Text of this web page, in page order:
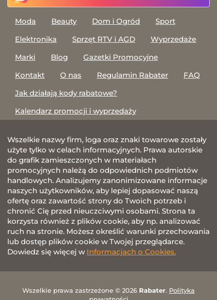
Moda Beauty Dom i Ogród
Sport
Elektronika
Sprzęt RTV i AGD
Wyprzedaże
Marki
Blog
Gazetki Promocyjne
Kontakt
O nas Regulamin Rabater
FAQ
Jak działają kody rabatowe?
Kalendarz promocji i wyprzedaży
Wszelkie nazwy firm, loga oraz znaki towarowe zostały
użyte tylko w celach informacyjnych. Prawa autorskie
do grafik zamieszczonych w materiałach
promocyjnych należą do odpowiednich podmiotów
handlowych. Analizujemy zanonimizowane informacje
naszych użytkowników, aby lepiej dopasować naszą
ofertę oraz zawartość strony do Twoich potrzeb i
chronić Cię przed nieuczciwymi osobami. Strona ta
korzysta również z plików cookie, aby np. analizować
ruch na stronie. Możesz określić warunki przechowania
lub dostęp plików cookie w Twojej przeglądarce.
Dowiedz się więcej w Informacjach o Cookies.
Wszelkie prawa zastrzeżone © 2026 Rabater. Polityka